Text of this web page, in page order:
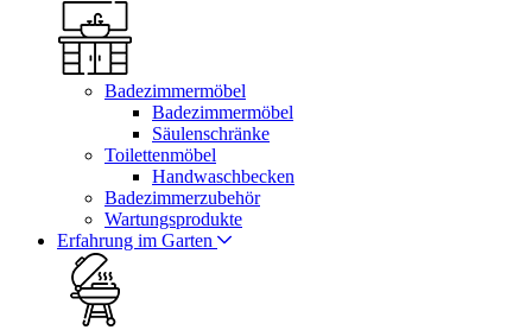
Badezimmermöbel
Badezimmermöbel
Säulenschränke
Toilettenmöbel
Handwaschbecken
Badezimmerzubehör
Wartungsprodukte
Erfahrung im Garten